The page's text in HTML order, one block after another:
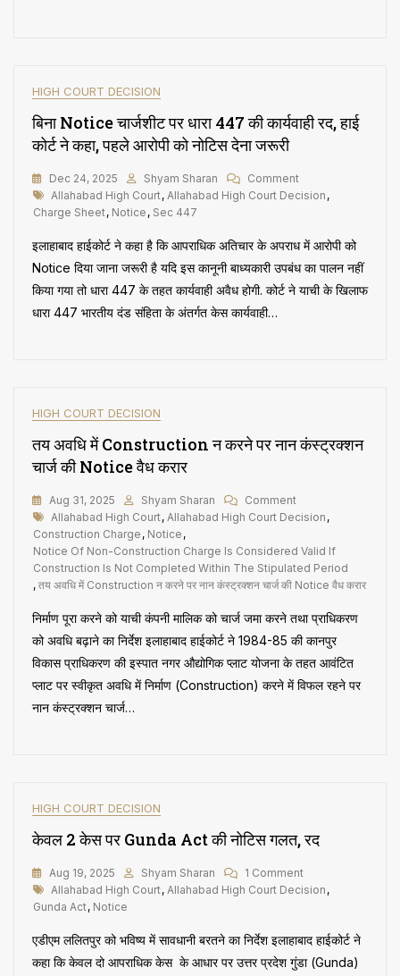
संभल
Notice
पर
HIGH COURT DECISION
बिना Notice चार्जशीट पर धारा 447 की कार्यवाही रद, हाई
कोर्ट ने कहा, पहले आरोपी को नोटिस देना जरूरी
Dec 24, 2025 Shyam Sharan CommentOn
बिना
पर
धारा
की
को
Tags
Allahabad High Court, Allahabad High Court Decision ,
Charge Sheet, Notice , Sec 447
इलाहाबाद हाईकोर्ट ने कहा है कि आपराधिक अतिचार के अपराध में आरोपी को
Notice दिया जाना जरूरी है यदि इस कानूनी बाध्यकारी उपबंध का पालन नहीं
किया गया तो धारा 447 के तहत कार्यवाही अवैध होगी. कोर्ट ने याची के खिलाफ
धारा 447 भारतीय दंड संहिता के अंतर्गत केस कार्यवाही…
HIGH COURT DECISION
तय अवधि में Construction न करने पर नान कंस्ट्रक्शन
चार्ज की Notice वैध करार
Aug 31, 2025 Shyam Sharan CommentOn
तय
में
Construction
न
पर
नान
कंस्ट्रक्शन
चार्ज
की
Tags
Allahabad High Court, Allahabad High Court Decision ,
Construction Charge , Notice ,
Notice Of Non-Construction Charge Is Considered Valid If
Construction Is Not Completed Within The Stipulated Period
, तय अवधि में Construction न करने पर नान कंस्ट्रक्शन चार्ज की Notice वैध करार
निर्माण पूरा करने को याची कंपनी मालिक को चार्ज जमा करने तथा प्राधिकरण
को अवधि बढ़ाने का निर्देश इलाहाबाद हाईकोर्ट ने 1984-85 की कानपुर
विकास प्राधिकरण की इस्पात नगर औद्योगिक प्लाट योजना के तहत आवंटित
प्लाट पर स्वीकृत अवधि में निर्माण (Construction) करने में विफल रहने पर
नान कंस्ट्रक्शन चार्ज…
HIGH COURT DECISION
केवल 2 केस पर Gunda Act की नोटिस गलत, रद
Aug 19, 2025 Shyam Sharan 1 CommentOn
केवल
पर
Gunda
Tags
Allahabad High Court, Allahabad High Court Decision ,
Gunda Act, Notice
एडीएम ललितपुर को भविष्य में सावधानी बरतने का निर्देश इलाहाबाद हाईकोर्ट ने
कहा कि केवल दो आपराधिक केस के आधार पर उत्तर प्रदेश गुंडा (Gunda)